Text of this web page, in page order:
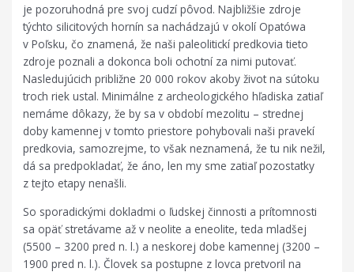
je pozoruhodná pre svoj cudzí pôvod. Najbližšie zdroje
týchto silicitových hornín sa nachádzajú v okolí Opatówa
v Poľsku, čo znamená, že naši paleolitickí predkovia tieto
zdroje poznali a dokonca boli ochotní za nimi putovať.
Nasledujúcich približne 20 000 rokov akoby život na sútoku
troch riek ustal. Minimálne z archeologického hľadiska zatiaľ
nemáme dôkazy, že by sa v období mezolitu – strednej
doby kamennej v tomto priestore pohybovali naši pravekí
predkovia, samozrejme, to však neznamená, že tu nik nežil,
dá sa predpokladať, že áno, len my sme zatiaľ pozostatky
z tejto etapy nenašli.
So sporadickými dokladmi o ľudskej činnosti a prítomnosti
sa opäť stretávame až v neolite a eneolite, teda mladšej
(5500 – 3200 pred n. l.) a neskorej dobe kamennej (3200 –
1900 pred n. l.). Človek sa postupne z lovca pretvoril na